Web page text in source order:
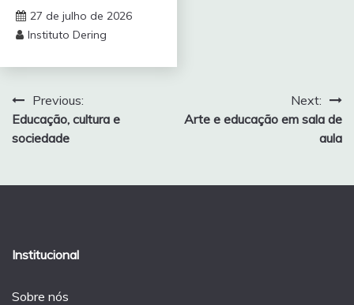
27 de julho de 2026
Instituto Dering
Navegação
de
Previous:
Educação, cultura e
sociedade
Next:
Arte e educação em sala de
aula
Institucional
Sobre nós